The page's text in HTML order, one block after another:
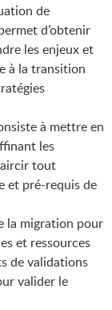
de
d’obtenir
les enjeux et
à la transition
à mettre en
les
tout
et pré-requis de
la migration pour
et ressources
de validations
valider le